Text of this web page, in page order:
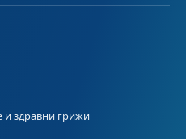
и здравни грижи